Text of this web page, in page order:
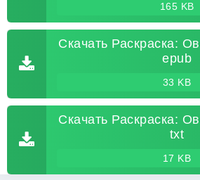
165 KB
Скачать Раскраска:
epub
33 KB
Скачать Раскраска:
txt
17 KB